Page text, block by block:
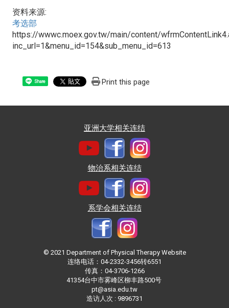
资料来源:
考选部
https://wwwc.moex.gov.tw/main/content/
inc_url=1&menu_id=154&sub_menu_id=613
Share Print this page
亚洲大学相关连结
物治系相关连结
系学会相关连结
© 2021 Department of Physical Therapy Website
连络电话：04-2332-3456转6551
传真：04-3706-1266
41354台中市雾峰区柳丰路500号
pt@asia.edu.tw
造访人次 : 9896731